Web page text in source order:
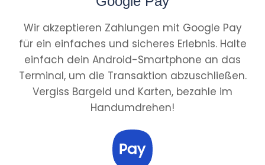
Wir akzeptieren Zahlungen mit Google Pay
für ein einfaches und sicheres Erlebnis. Halte
einfach dein Android-Smartphone an das
Terminal, um die Transaktion abzuschließen.
Vergiss Bargeld und Karten, bezahle im
Handumdrehen!